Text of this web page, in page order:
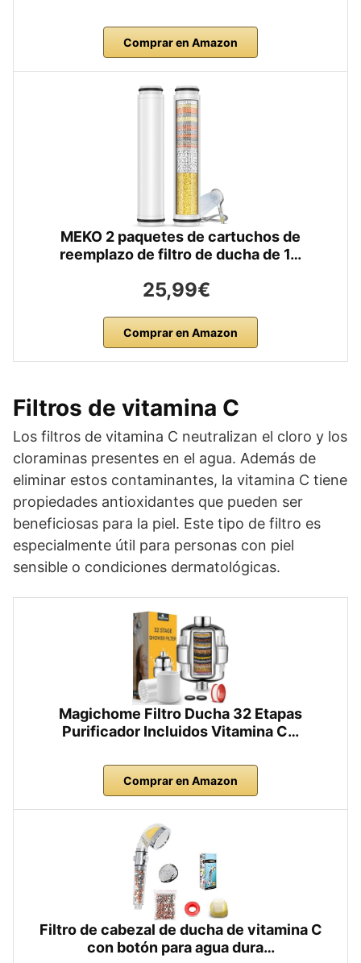
Comprar en Amazon
MEKO 2 paquetes de cartuchos de
reemplazo de filtro de ducha de 1…
25,99€
Comprar en Amazon
Filtros de vitamina C
Los filtros de vitamina C neutralizan el cloro y los
cloraminas presentes en el agua. Además de
eliminar estos contaminantes, la vitamina C tiene
propiedades antioxidantes que pueden ser
beneficiosas para la piel. Este tipo de filtro es
especialmente útil para personas con piel
sensible o condiciones dermatológicas.
Magichome Filtro Ducha 32 Etapas
Purificador Incluidos Vitamina C…
Comprar en Amazon
Filtro de cabezal de ducha de vitamina C
con botón para agua dura…